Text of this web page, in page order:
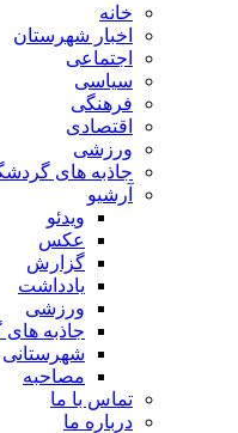
خانه
اخبار شهرستان
اجتماعی
سیاسی
فرهنگی
اقتصادی
ورزشی
جاذبه های
آرشیو
ویدئو
عکس
گزارش
یادداشت
ورزشی
جاذبه
شهرستانی
مصاحبه
تماس با ما
درباره ما